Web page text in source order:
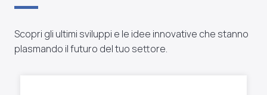
Scopri gli ultimi sviluppi e le idee innovative che stanno
plasmando il futuro del tuo settore.